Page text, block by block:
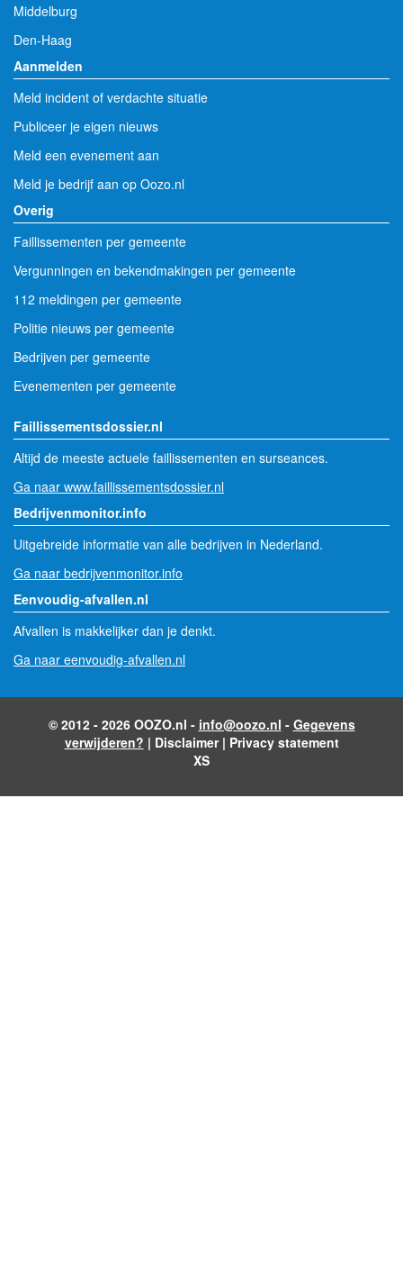
Middelburg
Den-Haag
Aanmelden
Meld incident of verdachte situatie
Publiceer je eigen nieuws
Meld een evenement aan
Meld je bedrijf aan op Oozo.nl
Overig
Faillissementen per gemeente
Vergunningen en bekendmakingen per gemeente
112 meldingen per gemeente
Politie nieuws per gemeente
Bedrijven per gemeente
Evenementen per gemeente
Faillissementsdossier.nl
Altijd de meeste actuele faillissementen en surseances.
Ga naar www.faillissementsdossier.nl
Bedrijvenmonitor.info
Uitgebreide informatie van alle bedrijven in Nederland.
Ga naar bedrijvenmonitor.info
Eenvoudig-afvallen.nl
Afvallen is makkelijker dan je denkt.
Ga naar eenvoudig-afvallen.nl
© 2012 - 2026 OOZO.nl - info@oozo.nl - Gegevens
verwijderen? | Disclaimer| Privacy statement
XS